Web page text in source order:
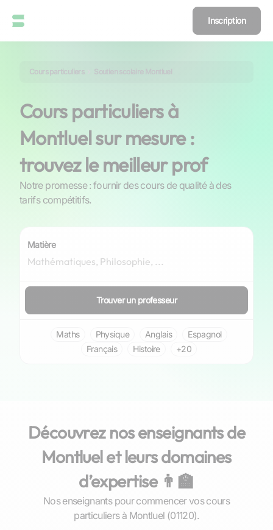
Inscription
Cours particuliers Soutien scolaire Montluel
Cours particuliers à
Montluel sur mesure :
trouvez le meilleur prof
Notre promesse : fournir des cours de qualité à des
tarifs compétitifs.
Matière
Trouver un professeur
Maths Physique Anglais
Espagnol
Français
Histoire +20
Découvrez nos enseignants de
Montluel et leurs domaines
d’expertise 👨‍🏫
Nos enseignants pour commencer vos cours
particuliers à Montluel (01120).
Gaël